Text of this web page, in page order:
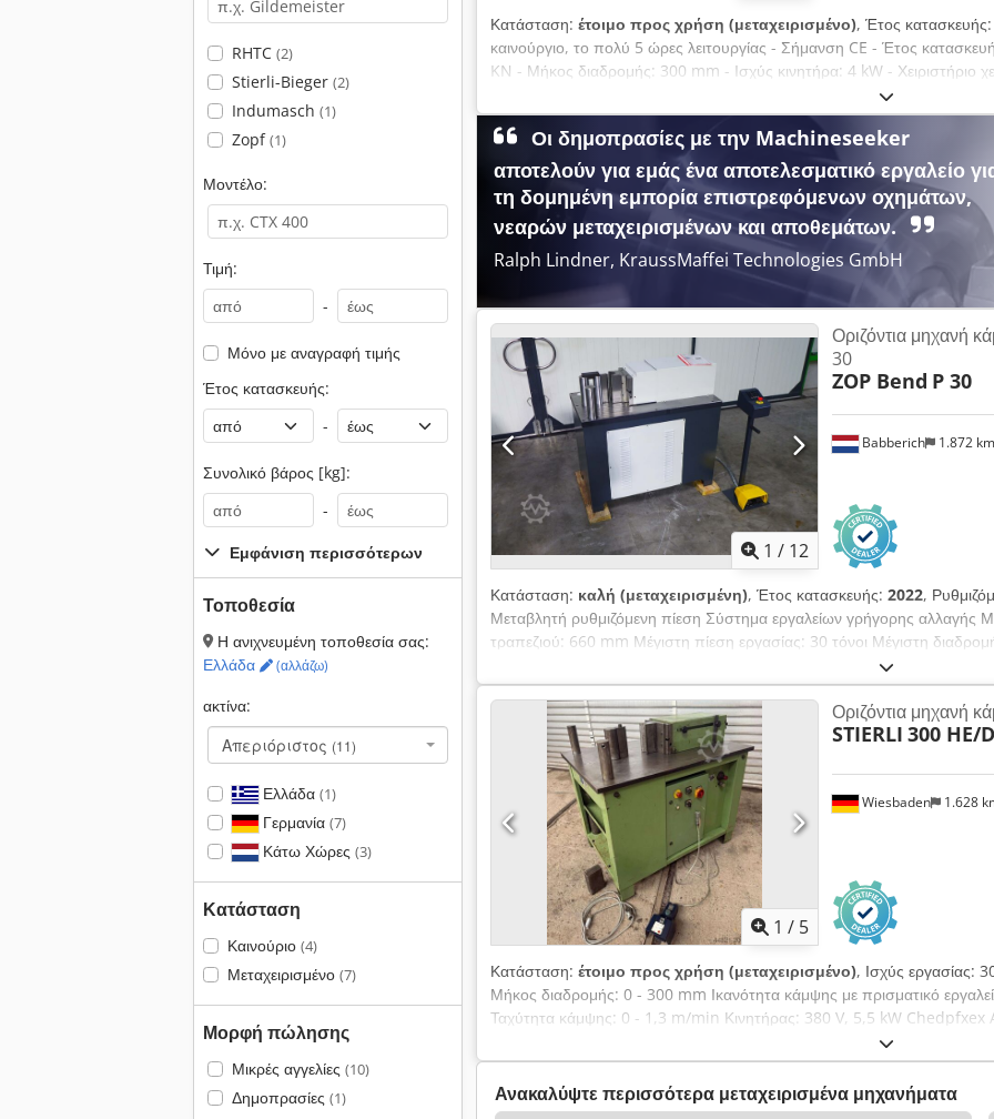
RHTC (2)
Stierli-Bieger (2)
Indumasch (1)
Zopf(1)
Μοντέλο:
Τιμή:
-
Μόνο με αναγραφή τιμής
Έτος κατασκευής:
-
Συνολικό βάρος [kg]:
-
Εμφάνιση περισσότερων
Τοποθεσία
Η ανιχνευμένη τοποθεσία σας:
Ελλάδα
(αλλάζω)
ακτίνα:
Απεριόριστος (11)
Ελλάδα (1)
Γερμανία (7)
Κάτω Χώρες (3)
Κατάσταση
Καινούριο (4)
Μεταχειρισμένο (7)
Μορφή πώλησης
Μικρές αγγελίες (10)
Δημοπρασίες (1)
Κατάσταση: έτοιμο προς χρήση (μεταχειρισμένο), Έτος κατασκευής:
καινούργιο, το πολύ 5 ώρες λειτουργίας - Σήμανση CE - Έτος
KN - Μήκος διαδρομής: 300 mm - Ισχύς κινητήρα: 4 kW - Χειριστήριο
εργαλεία κάμψης - Σταθερός οδηγός - Τεκμηρίωση Csdjzbtfhspfx Ag
/ Βάρος: 850 kg Με επιφύλαξη για τυχόν λάθη ή παραλείψεις.
Οι δημοπρασίες με την Machineseeker
αποτελούν για εμάς ένα αποτελεσματικό εργαλείο
τη δομημένη εμπορία επιστρεφόμενων οχημάτων,
νεαρών μεταχειρισμένων και αποθεμάτων.
Ralph Lindner, KraussMaffei Technologies GmbH
1 / 12
Babberich 1.872 km
Οριζόντια μηχανή
30
ZOP Bend P 30
Κατάσταση: καλή (μεταχειρισμένη), Έτος κατασκευής: 2022,
Μεταβλητή ρυθμιζόμενη πίεση Σύστημα εργαλείων γρήγορης αλλαγής
τραπεζιού: 660 mm Μέγιστη πίεση εργασίας: 30 τόνοι Μέγιστη
mm Ρυθμιζόμενη διαδρομή: 0 - 235 mm Ταχύτητα εργασίας: 10.000
mm/min. Ισχύς: 3 kW Επίπεδη χωρητικότητα: 200 x 24 mm
χωρητικότητα: 40 x 40 mm Μήκος: 1250 mm Πλάτος: 700 mm
Βάρος: 1050 kg
1 / 5
Wiesbaden 1.628
Οριζόντια μηχανή
STIERLI 300 HE/
Κατάσταση: έτοιμο προς χρήση (μεταχειρισμένο), Ισχύς εργασίας:
Μήκος διαδρομής: 0 - 300 mm Ικανότητα κάμψης με πρισματικό
Ταχύτητα κάμψης: 0 - 1,3 m/min Κινητήρας: 380 V, 5,5 kW Chedpfxex
Ανακαλύψτε περισσότερα μεταχειρισμένα μηχανήματα